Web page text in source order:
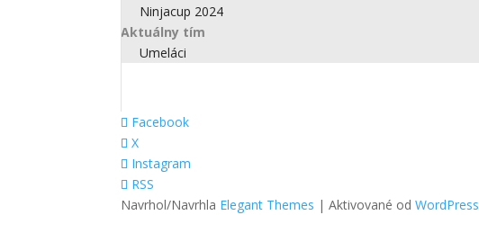
Ninjacup 2024
Aktuálny tím
Umeláci
Facebook
X
Instagram
RSS
Navrhol/Navrhla Elegant Themes | Aktivované odWordPress